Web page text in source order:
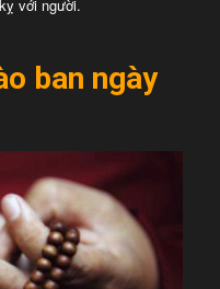
với người.
ban ngày